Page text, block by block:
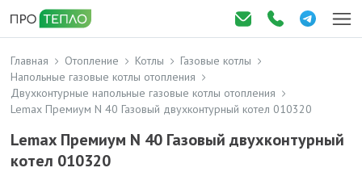
Главная Отопление Котлы
Газовые котлы
Напольные газовые котлы отопления
Двухконтурные напольные газовые котлы отопления
Lemax Премиум N 40 Газовый двухконтурный котел 010320
Lemax Премиум N 40 Газовый двухконтурный
котел 010320